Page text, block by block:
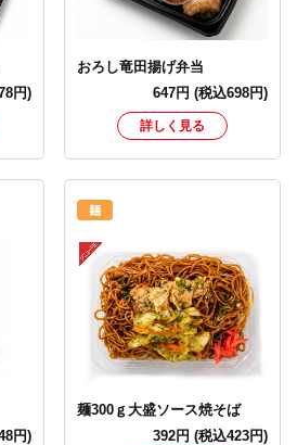
円)
おろし竜田揚げ弁当
647円(税込698円)
詳しく見る
円)
麺300ｇ大盛ソース焼そば
392円(税込423円)